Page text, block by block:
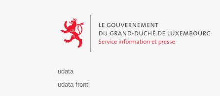
udata
udata-front